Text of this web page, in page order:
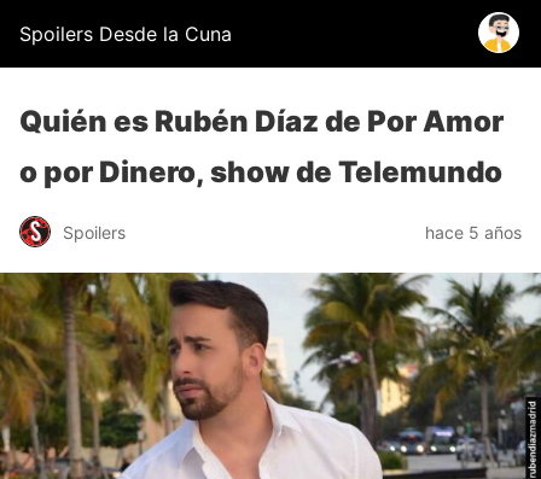
Spoilers Desde la Cuna
Quién es Rubén Díaz de Por Amor
o por Dinero, show de Telemundo
Spoilers hace 5 años